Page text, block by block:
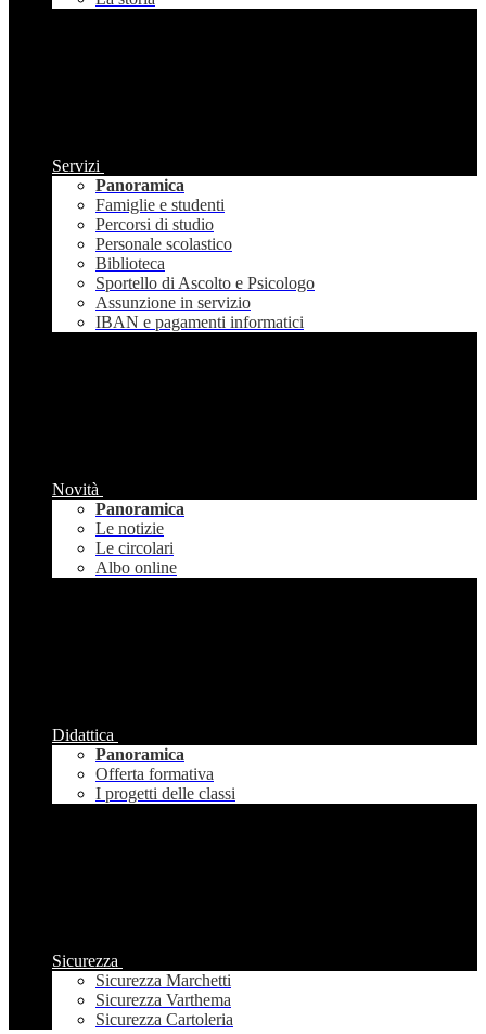
Servizi
Panoramica
Famiglie e studenti
Percorsi di studio
Personale scolastico
Biblioteca
Sportello di Ascolto e Psicologo
Assunzione in servizio
IBAN e pagamenti informatici
Novità
Panoramica
Le notizie
Le circolari
Albo online
Didattica
Panoramica
Offerta formativa
I progetti delle classi
Sicurezza
Sicurezza Marchetti
Sicurezza Varthema
Sicurezza Cartoleria